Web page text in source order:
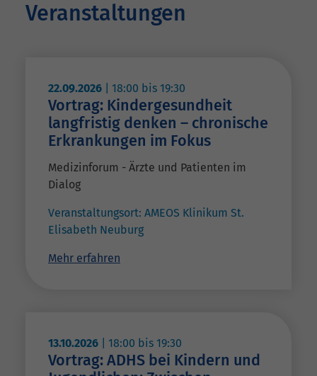
Veranstaltungen
22.09.2026 18:00 bis 19:30
Vortrag: Kindergesundheit
langfristig denken – chronische
Erkrankungen im Fokus
Medizinforum - Ärzte und Patienten im
Dialog
Veranstaltungsort: AMEOS Klinikum St.
Elisabeth Neuburg
Mehr erfahren
13.10.2026 18:00 bis 19:30
Vortrag: ADHS bei Kindern und